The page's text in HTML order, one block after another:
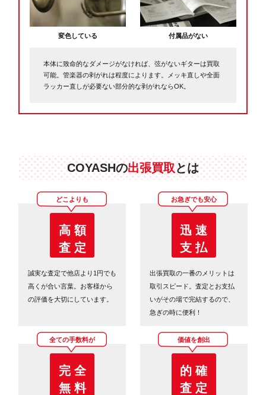
変色している 付属品がない
本体に致命的なダメージがなければ、弦がないギターは買取
可能。管楽器の剥がれは程度によります。メッキ直しや全面
ラッカー直しが必要ない部分的な剥がれならOK。
COYASHの出張買取とは
どこよりも
高 額
査 定
誠実な査定で他店より1円でも
高くが合い言葉。お客様から
の評価を大切にしています。
お急ぎでも安心
迅 速
支 払
出張買取の一番のメリットは
取引スピード。査定とお支払
いがその場で完結するので、
急ぎの時に便利！
全ての手数料が
完 全
無 料
価値を創出
的 確
査 定